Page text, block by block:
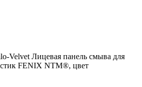
Velvet Лицевая панель смыва для
FENIX NTM®, цвет